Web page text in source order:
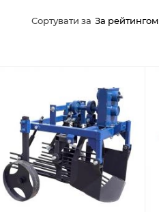
Сортувати за За рейтингом